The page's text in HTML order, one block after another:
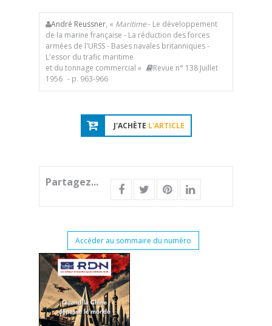
André Reussner, « Maritime- Le développement
de la marine française - La réduction des forces
armées de l'URSS - Bases navales britanniques -
L'essor du trafic maritime
et du tonnage commercial »
Revue n° 138 Juillet
1956 - p. 963-966
J'ACHÈTE L'ARTICLE
Partagez...
Accéder au sommaire du numéro